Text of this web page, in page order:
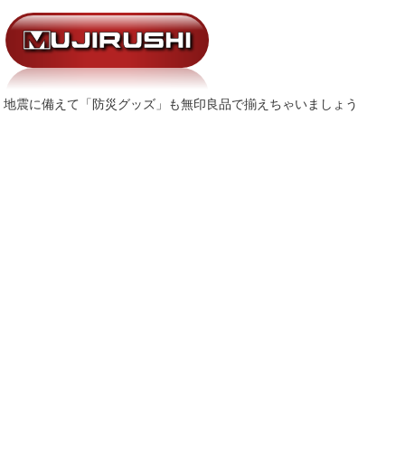
地震に備えて「防災グッズ」も無印良品で揃えちゃいましょう